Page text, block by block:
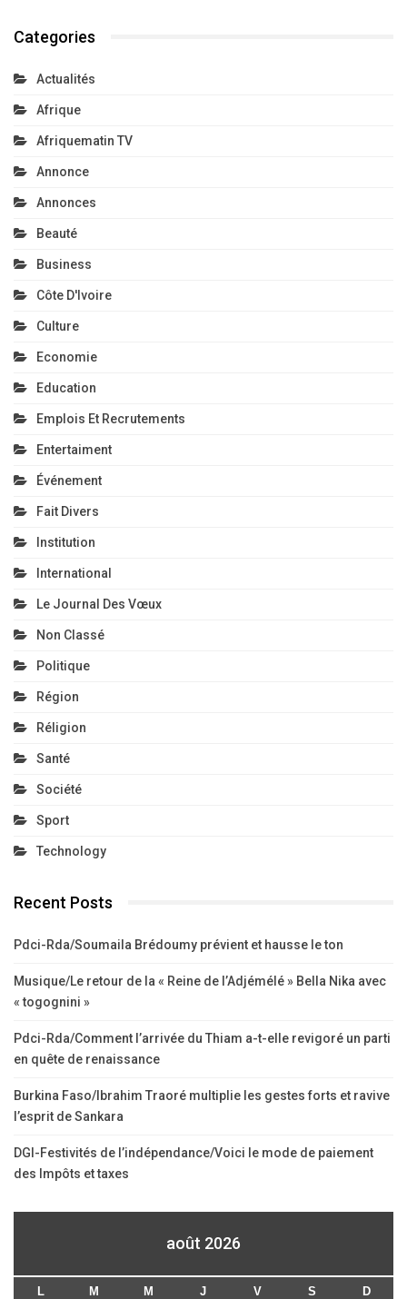
Categories
Actualités
Afrique
Afriquematin TV
Annonce
Annonces
Beauté
Business
Côte D'Ivoire
Culture
Economie
Education
Emplois Et Recrutements
Entertaiment
Événement
Fait Divers
Institution
International
Le Journal Des Vœux
Non Classé
Politique
Région
Réligion
Santé
Société
Sport
Technology
Recent Posts
Pdci-Rda/Soumaila Brédoumy prévient et hausse le ton
Musique/Le retour de la « Reine de l’Adjémélé » Bella Nika avec
« togognini »
Pdci-Rda/Comment l’arrivée du Thiam a-t-elle revigoré un parti
en quête de renaissance
Burkina Faso/Ibrahim Traoré multiplie les gestes forts et ravive
l’esprit de Sankara
DGI-Festivités de l’indépendance/Voici le mode de paiement
des Impôts et taxes
août 2026
L M M J V S D